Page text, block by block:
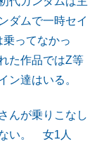
ダムで一時セイ
ってなかっ
た作品ではZ等
ン達はいる。
んが乗りこなし
い。 女1人